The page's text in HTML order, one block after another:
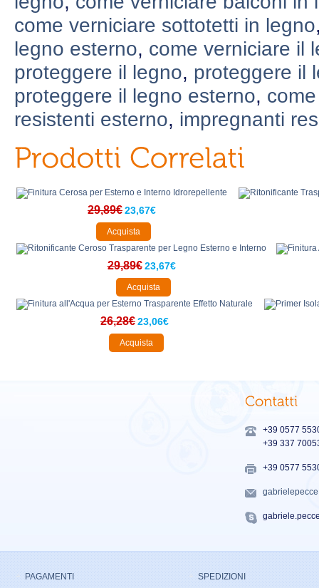
come verniciare sottotetti in legno
legno esterno, come verniciare il
proteggere il legno, proteggere il
proteggere il legno esterno,
resistenti esterno, impregnanti
29,89€23,67€
Acquista
29,89€ 23,67€
Acquista
26,28€23,06€
Acquista
+39 0577
+39 337
+39 0577
PAGAMENTI
SPEDIZIONI